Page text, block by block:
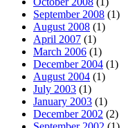
September 2008 (1)
August 2008 (1)
April 2007 (1)
March 2006 (1)
December 2004 (1)
August 2004 (1)
July 2003 (1)
January 2003 (1)
December 2002 (2)